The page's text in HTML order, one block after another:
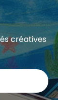
créatives